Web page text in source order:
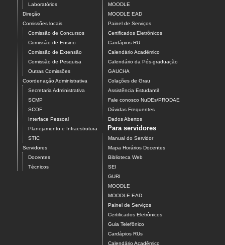
Laboratórios
Direção
Comissões locais
Comissão de Concursos
Comissão de Ensino
Comissão de Extensão
Comissão de Pesquisa
Outras Comissões
Coordenação Administrativa
Secretaria Administrativa
SCMP
SCOF
Interface Pessoal
Planejamento e Infraestrutura
STIC
Servidores
Docentes
Técnicos
MOODLE
MOODLE EAD
Painel de Serviços
Certificados Eletrônicos
Cardápios RU
Calendário Acadêmico
Calendário da Pós-graduação
GAUCHA
Colações de Grau
Assistência Estudantil
Fale conosco NuDEs/PRODAE
Dúvidas Frequentes
Dados Abertos
Para servidores
Manual do Servidor
Mapa Horários Docentes
Biblioteca Web
SEI
GURI
MOODLE
MOODLE EAD
Painel de Serviços
Certificados Eletrônicos
Guia Telefônico
Cardápios RUs
Calendário Acadêmico